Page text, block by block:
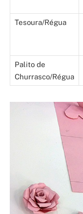
Tesoura/Régua
Palito de
Churrasco/Régua